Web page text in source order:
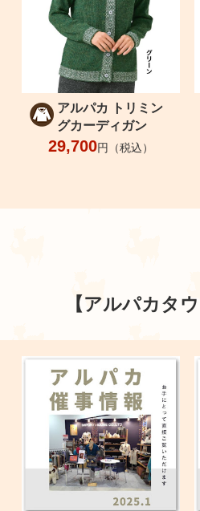
アルパカ トリミン
グカーディガン
29,700円（税込）
【アルパカタウ